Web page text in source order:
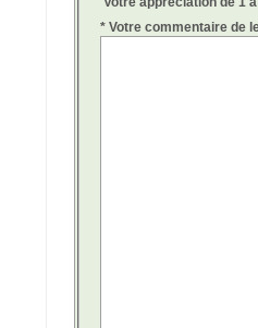
* Votre commentaire de